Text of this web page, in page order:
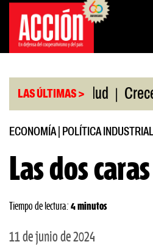
Saltar
contenido
LAS ÚLTIMAS >
de salud | Crece la
ECONOMÍA| POLÍTICA
Las dos
Tiempo de lectura: 4 minutos
11 de junio de 2024